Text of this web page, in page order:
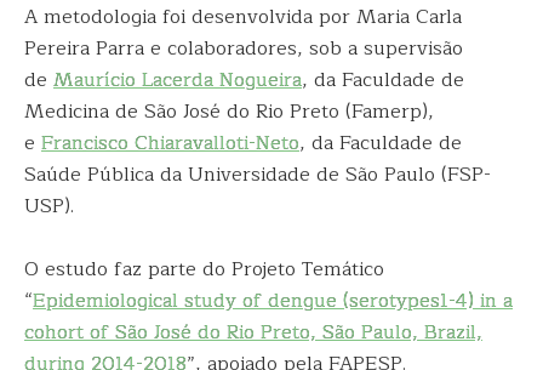
A metodologia foi desenvolvida por Maria Carla
Pereira Parra e colaboradores, sob a supervisão
de Maurício Lacerda Nogueira, da Faculdade de
Medicina de São José do Rio Preto (Famerp),
e Francisco Chiaravalloti-Neto, da Faculdade de
Saúde Pública da Universidade de São Paulo (FSP-
USP).
O estudo faz parte do Projeto Temático
“Epidemiological study of dengue (serotypes1-4) in a
cohort of São José do Rio Preto, São Paulo, Brazil,